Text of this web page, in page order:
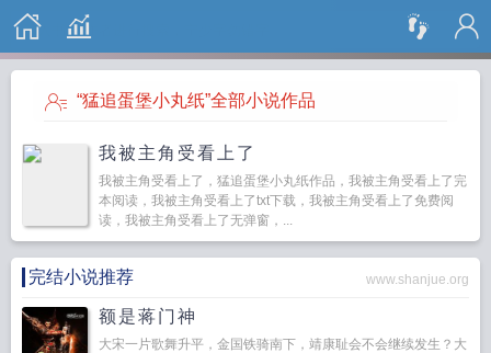
搜 索
“猛追蛋堡小丸纸”全部小说作品
我被主角受看上了
我被主角受看上了，猛追蛋堡小丸纸作品，我被主角受看上了完
本阅读，我被主角受看上了txt下载，我被主角受看上了免费阅
读，我被主角受看上了无弹窗，...
完结小说推荐 www.shanjue.org
额是蒋门神
大宋一片歌舞升平，金国铁骑南下，靖康耻会不会继续发生？大